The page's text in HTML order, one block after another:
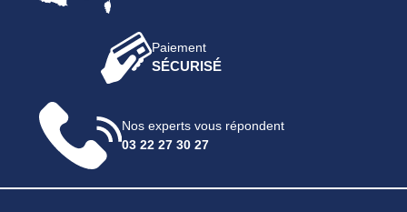
Paiement
SÉCURISÉ
Nos experts vous répondent
03 22 27 30 27